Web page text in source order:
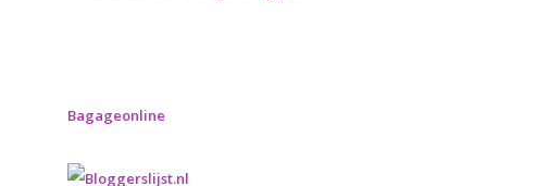
Bagageonline